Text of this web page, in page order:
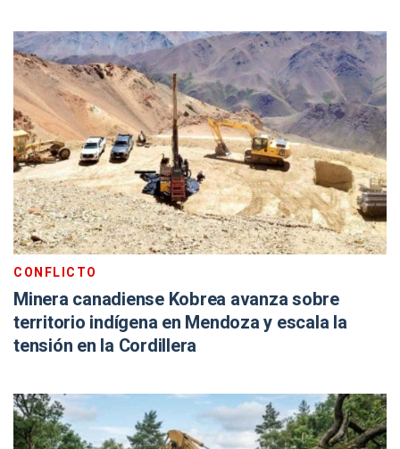
CONFLICTO
Minera canadiense Kobrea avanza sobre
territorio indígena en Mendoza y escala la
tensión en la Cordillera